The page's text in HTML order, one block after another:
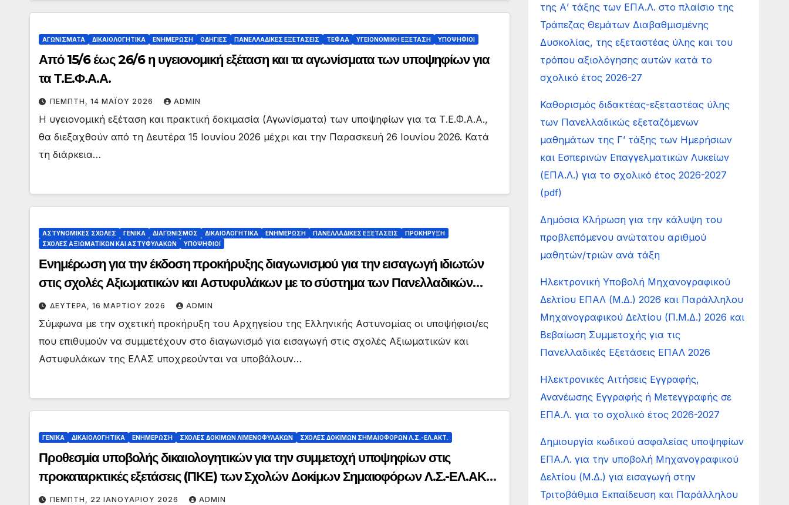
ΑΓΩΝΙΣΜΑΤΑ ΔΙΚΑΙΟΛΟΓΗΤΙΚΑ ΕΝΗΜΕΡΩΣΗ ΟΔΗΓΙΕΣ ΠΑΝΕΛΛΑΔΙΚΕΣ ΕΞΕΤΑΣΕΙΣ ΤΕΦΑΑ ΥΓΕΙΟΝΟΜΙΚΗ ΕΞΕΤΑΣΗ ΥΠΟΨΗΦΙΟΙ
Από 15/6 έως 26/6 η υγειονομική εξέταση και τα αγωνίσματα των υποψηφίων για
τα Τ.Ε.Φ.Α.Α.
ΠΈΜΠΤΗ, 14 ΜΑΪ́ΟΥ 2026 ADMIN
Η υγειονομική εξέταση και πρακτική δοκιμασία (Αγωνίσματα) των υποψηφίων για τα Τ.Ε.Φ.Α.Α.,
θα διεξαχθούν από τη Δευτέρα 15 Ιουνίου 2026 μέχρι και την Παρασκευή 26 Ιουνίου 2026. Κατά
τη διάρκεια…
ΑΣΤΥΝΟΜΙΚΕΣ ΣΧΟΛΕΣ ΓΕΝΙΚΑ ΔΙΑΓΩΝΙΣΜΟΣ ΔΙΚΑΙΟΛΟΓΗΤΙΚΑ ΕΝΗΜΕΡΩΣΗ ΠΑΝΕΛΛΑΔΙΚΕΣ ΕΞΕΤΑΣΕΙΣ
ΠΡΟΚΗΡΥΞΗ
ΣΧΟΛΕΣ ΑΞΙΩΜΑΤΙΚΩΝ ΚΑΙ ΑΣΤΥΦΥΛΑΚΩΝ
ΥΠΟΨΗΦΙΟΙ
Ενημέρωση για την έκδοση προκήρυξης διαγωνισμού για την εισαγωγή ιδιωτών
στις σχολές Αξιωματικών και Αστυφυλάκων με το σύστημα των Πανελλαδικών
Εξετάσεων του ΥΠΑΙΘΑ, έτους 2026
ΔΕΥΤΈΡΑ, 16 ΜΑΡΤΊΟΥ 2026 ADMIN
Σύμφωνα με την σχετική προκήρυξη του Αρχηγείου της Ελληνικής Αστυνομίας oι υποψήφιοι/ες
που επιθυμούν να συμμετέχουν στο διαγωνισμό για εισαγωγή στις σχολές Αξιωματικών και
Αστυφυλάκων της ΕΛΑΣ υποχρεούνται να υποβάλουν…
ΓΕΝΙΚΑ ΔΙΚΑΙΟΛΟΓΗΤΙΚΑ ΕΝΗΜΕΡΩΣΗ ΣΧΟΛΕΣ ΔΟΚΙΜΩΝ ΛΙΜΕΝΟΦΥΛΑΚΩΝ ΣΧΟΛΕΣ ΔΟΚΙΜΩΝ ΣΗΜΑΙΟΦΟΡΩΝ Λ.Σ.-ΕΛ.ΑΚΤ.
Προθεσμία υποβολής δικαιολογητικών για την συμμετοχή υποψηφίων στις
προκαταρκτικές εξετάσεις (ΠΚΕ) των Σχολών Δοκίμων Σημαιοφόρων Λ.Σ.-ΕΛ.ΑΚΤ.
και Δοκίμων Λιμενοφυλάκων με το σύστημα των Πανελλαδικών Εξετάσεων
ΠΈΜΠΤΗ, 22 ΙΑΝΟΥΑΡΊΟΥ 2026 ADMIN
της Α’ τάξης των ΕΠΑ.Λ. στο πλαίσιο της
Τράπεζας Θεμάτων Διαβαθμισμένης
Δυσκολίας, της εξεταστέας ύλης και του
τρόπου αξιολόγησης αυτών κατά το
σχολικό έτος 2026-27
Καθορισμός διδακτέας-εξεταστέας ύλης
των Πανελλαδικώς εξεταζόμενων
μαθημάτων της Γ’ τάξης των Ημερήσιων
και Εσπερινών Επαγγελματικών Λυκείων
(ΕΠΑ.Λ.) για το σχολικό έτος 2026-2027
(pdf)
Δημόσια Κλήρωση για την κάλυψη του
προβλεπόμενου ανώτατου αριθμού
μαθητών/τριών ανά τάξη
Ηλεκτρονική Υποβολή Μηχανογραφικού
Δελτίου ΕΠΑΛ (Μ.Δ.) 2026 και Παράλληλου
Μηχανογραφικού Δελτίου (Π.Μ.Δ.) 2026 και
Βεβαίωση Συμμετοχής για τις
Πανελλαδικές Εξετάσεις ΕΠΑΛ 2026
Ηλεκτρονικές Αιτήσεις Εγγραφής,
Ανανέωσης Εγγραφής ή Μετεγγραφής σε
ΕΠΑ.Λ. για το σχολικό έτος 2026-2027
Δημιουργία κωδικού ασφαλείας υποψηφίων
ΕΠΑ.Λ. για την υποβολή Μηχανογραφικού
Δελτίου (Μ.Δ.) για εισαγωγή στην
Τριτοβάθμια Εκπαίδευση και Παράλληλου